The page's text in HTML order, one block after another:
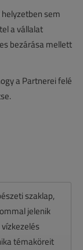
sem
a vállalat
bezárása mellett
a Partnerei felé
szaklap,
jelenik
témaköreit